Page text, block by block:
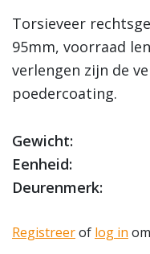
Torsieveer
95mm, voorraad
verlengen zijn de
poedercoating.
Gewicht:
Eenheid:
Deurenmerk:
Registreerof log in